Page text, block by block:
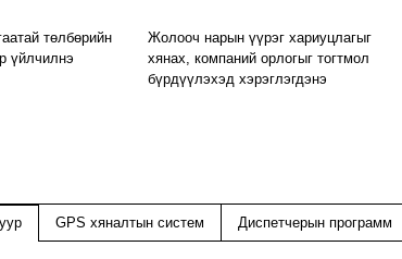
төлбөрийн
үйлчилнэ
Жолооч нарын үүрэг хариуцлагыг
хянах, компаний орлогыг тогтмол
бүрдүүлэхэд хэрэглэгдэнэ
GPS хяналтын систем Диспетчерын программ